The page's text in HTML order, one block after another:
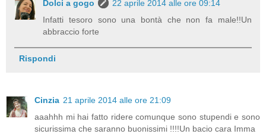
Dolci a gogo
22 aprile 2014 alle ore 09:14
Infatti tesoro sono una bontà che non fa male!!Un
abbraccio forte
Rispondi
Cinzia 21 aprile 2014 alle ore 21:09
aaahhh mi hai fatto ridere comunque sono stupendi e sono
sicurissima che saranno buonissimi !!!!Un bacio cara Imma